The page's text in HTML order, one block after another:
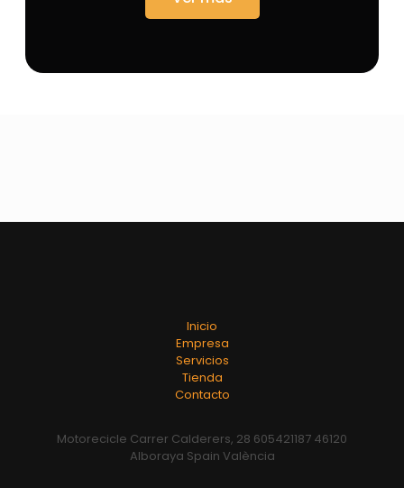
Inicio
Empresa
Servicios
Tienda
Contacto
Motorecicle Carrer Calderers, 28 605421187 46120
Alboraya Spain València